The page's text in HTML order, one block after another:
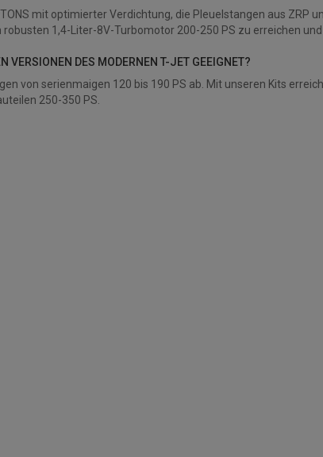
mit optimierter Verdichtung, die Pleuelstangen aus ZRP
1,4-Liter-8V-Turbomotor 200-250 PS zu erreichen
VERSIONEN DES MODERNEN T-JET GEEIGNET?
von serienmaigen 120 bis 190 PS ab. Mit unseren Kits
250-350 PS.